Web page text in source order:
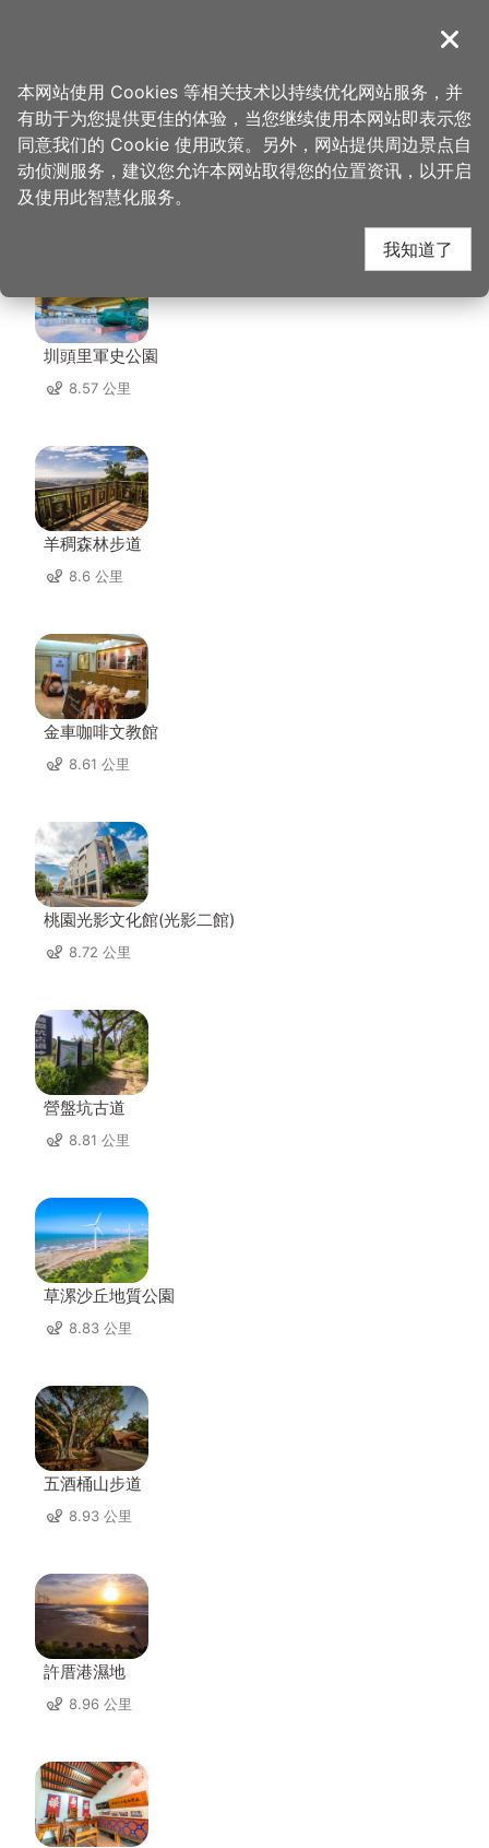
導覽
首页 > 想去的地方 > 住宿 > 和阳行馆
和阳行馆 周边景点
圳頭里軍史公園
8.57 公里
羊稠森林步道
8.6 公里
金車咖啡文教館
8.61 公里
桃園光影文化館(光影二館)
8.72 公里
營盤坑古道
8.81 公里
草漯沙丘地質公園
8.83 公里
五酒桶山步道
8.93 公里
許厝港濕地
8.96 公里
关闭
本网站使用 Cookies 等相关技术以持续优化网站服务，并
有助于为您提供更佳的体验，当您继续使用本网站即表示您
同意我们的 Cookie 使用政策。另外，网站提供周边景点自
动侦测服务，建议您允许本网站取得您的位置资讯，以开启
及使用此智慧化服务。
我知道了